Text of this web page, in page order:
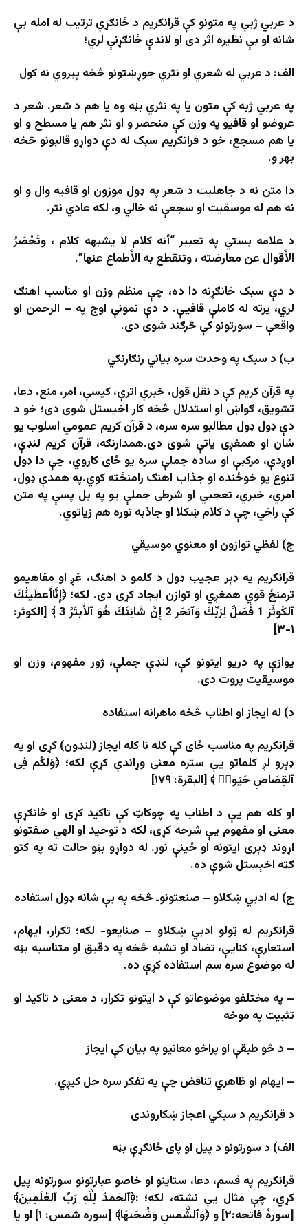
د عربي ژبې په متونو کې قرانکریم د ځانګړې ترتیب له امله بې
شانه او بې نظیره اثر دی او لاندې ځانګړنې لري؛
الف: د عربي له شعري او نثري جوړښتونو څخه پیروي نه کول
په عربي ژبه کې متون یا په نثري بڼه وه یا هم د شعر. شعر د
عروضو او قافیو په وزن کې منحصر و او نثر هم یا مسطح و او
یا هم مسجع، خو د قرانکریم سبک له دې دواړو قالبونو څخه
بهر و.
دا متن نه د جاهلیت د شعر په ډول موزون او قافیه وال و او
نه هم له موسقیت او سجعې نه خالي و، لکه عادي نثر.
د علامه بستي په تعبیر “أنه ‌كلام ‌لا ‌يشبهه ‌كلام ، وتَحْصَرُ
الأَقوال عن معارضته ، وتنقطع به الأَطماع عنها”.
د دې سبک ځانګړنه دا ده، چې منظم وزن او مناسب اهنګ
لري، پرته له کاملې قافیې. د دې نمونې اوج په – الرحمن او
واقعې – سورتونو کې څرګند شوی دی.
ب) د سبک په وحدت سره بیاني رنګارنګي
په قرآن کریم کې د نقل قول، خبرې اترې، کیسې، امر، منع، دعا،
تشویق، ګواښ او استدلال څخه کار اخیستل شوی دی؛ خو د
دې ډول ډول مطالبو سره سره، د قرآن کریم عمومي اسلوب یو
شان او همغږی پاتې شوی دی.همدارنګه، قرآن کریم لنډې،
اوږدې، مرکبې او ساده جملې سره یو ځای کاروي، چې دا ډول
تنوع یو خوځنده او جذاب اهنګ رامنځته کوي.په همدې ډول،
امري، خبري، تعجبي او شرطی جملې یو په بل پسې په متن
کې راځي، چې د کلام ښکلا او جاذبه نوره هم زیاتوي.
ج) لفظي توازون او معنوي موسیقي
قرانکریم په ډېر عجیب ډول د کلمو د اهنګ، غږ او مفاهیمو
ترمنځ قوي همغږي او توازن ایجاد کړی دی. لکه؛ ﴿إِنَّاأَعطَینَٰكَ
ٱلكَوثَرَ 1 فَصَلِّ لِرَبِّكَ وَٱنحَر 2 إِنَّ شَانِئَكَ هُوَ ٱلأَبتَرُ 3 ﴾ [الكوثر:
۱-۳]
یوازې په دریو ایتونو کې، لنډې جملې، ژور مفهوم، وزن او
موسیقیت پروت دی.
د) له ایجاز او اطناب څخه ماهرانه استفاده
قرانکریم په مناسب ځای کې کله نا کله ایجاز (لنډون) کړی او په
ډېرو لږ کلماتو یې ستره معنی وړاندې کړې لکه؛ ﴿وَلَكُم فِی
ٱلقِصَاصِ حَیَوٰةࣱ ﴾ [البقرة: ۱۷۹]
او کله هم یې د اطناب په چوکاټ کې تاکید کړی او ځانګړې
معنی او مفهوم یې شرحه کړی، لکه د توحید او الهي صفتونو
اړوند ډېری ایتونه او ځینې نور. له دواړو بڼو حالت ته په کتو
ګټه اخېستل شوې ده.
ج) له ادبي ښکلاو – صنعتونوـ څخه په بې شانه ډول استفاده
قرانکریم له ټولو ادبي ښکلاو – صنایعو- لکه؛ تکرار، ایهام،
استعارې، کنایې، تضاد او تشبه څخه په دقیق او متناسبه بڼه
له موضوع سره سم استفاده کړې ده.
– په مختلفو موضوعاتو کې د ایتونو تکرار، د معنی د تاکید او
تثبیت په موخه
– د څو طبقې او پراخو معانیو په بیان کې ایجاز
– ایهام او ظاهري تناقض چې په تفکر سره حل کیږي.
د قرانکریم د سبکي اعجاز ښکاروندی
الف) د سورتونو د پیل او پای ځانګړې بڼه
قرانکریم په قسم، دعا، ستاینو او خاصو عبارتونو سورتونه پیل
کړي، چې مثال یې نشته، لکه؛ :﴿ٱلحَمدُ لِلَّهِ رَبِّ ٱلعَٰلَمِینَ﴾
[سورۀ فاتحه:۲] و ﴿وَٱلشَّمسِ وَضُحَىٰهَا﴾ [سوره شمس: ۱] او یا